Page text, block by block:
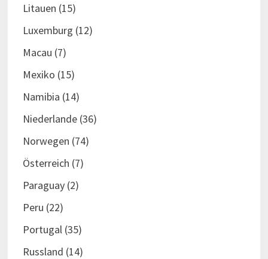
Litauen (15)
Luxemburg (12)
Macau (7)
Mexiko (15)
Namibia (14)
Niederlande(36)
Norwegen (74)
Österreich (7)
Paraguay(2)
Peru (22)
Portugal (35)
Russland (14)